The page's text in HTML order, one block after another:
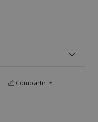
Compartir